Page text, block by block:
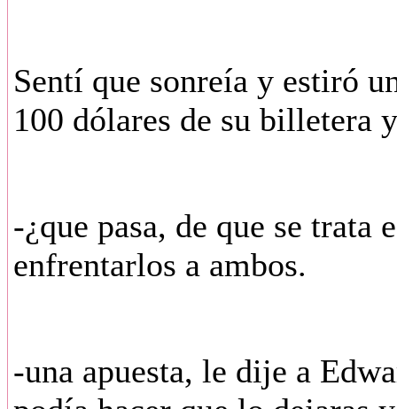
Sentí que sonreía y estiró
100 dólares de su billetera
-¿que pasa, de que se trata
enfrentarlos a ambos.
-una apuesta, le dije a